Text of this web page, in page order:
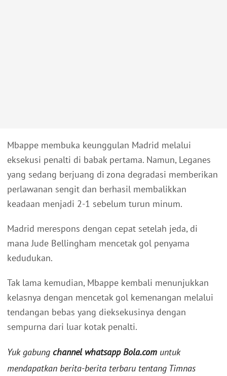
Mbappe membuka keunggulan Madrid melalui
eksekusi penalti di babak pertama. Namun, Leganes
yang sedang berjuang di zona degradasi memberikan
perlawanan sengit dan berhasil membalikkan
keadaan menjadi 2-1 sebelum turun minum.
Madrid merespons dengan cepat setelah jeda, di
mana Jude Bellingham mencetak gol penyama
kedudukan.
Tak lama kemudian, Mbappe kembali menunjukkan
kelasnya dengan mencetak gol kemenangan melalui
tendangan bebas yang dieksekusinya dengan
sempurna dari luar kotak penalti.
Yuk gabung channel whatsapp Bola.com untuk
mendapatkan berita-berita terbaru tentang Timnas